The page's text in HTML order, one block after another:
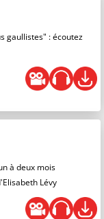
gaullistes" : écoutez
à deux mois
Lévy